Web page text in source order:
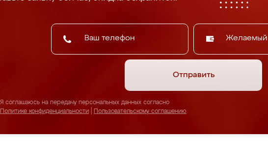
Отправить
Я соглашаюсь на передачу персональных данных согласно
Политике конфиденциальности
Пользовательскому соглашению